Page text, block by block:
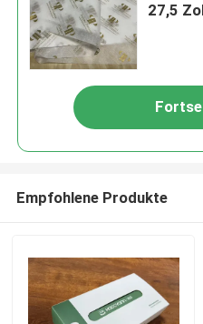
27,5
Empfohlene Produkte